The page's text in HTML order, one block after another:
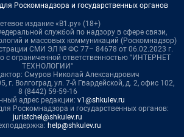
Роскомнадзора и государственных органов
издание «В1.ру» (18+)
службой по надзору в сфере связи,
и массовых коммуникаций (Роскомнадзор)
СМИ ЭЛ № ФС 77– 84678 от 06.02.2023 г.
с ограниченной ответственностью "ИНТЕРНЕТ
ТЕХНОЛОГИИ"
Смуров Николай Александрович
г. Волгоград, ул. 7-й Гвардейской, д. 2, офис 102,
8 (8442) 59-59-16
адрес редакции: v1@shkulev.ru
Роскомнадзора и государственных органов:
juristchel@shkulev.ru
help@shkulev.ru